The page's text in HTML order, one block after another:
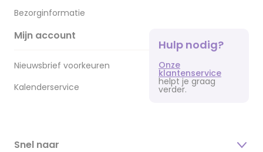
Bezorginformatie
Mijn account
Nieuwsbrief voorkeuren
Kalenderservice
Hulp nodig?
Onze
klantenservice
helpt je graag
verder.
Snel naar